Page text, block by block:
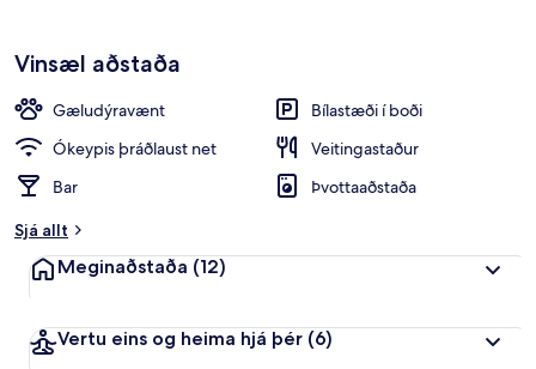
Vinsæl aðstaða
Gæludýravænt
Bílastæði í boði
Ókeypis þráðlaust net
Veitingastaður
Bar
Þvottaaðstaða
Sjá allt
Meginaðstaða (12)
Vertu eins og heima hjá þér (6)